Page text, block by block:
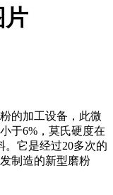
片
的加工设备，此微
于6%，莫氏硬度在
。它是经过20多次的
制造的新型磨粉